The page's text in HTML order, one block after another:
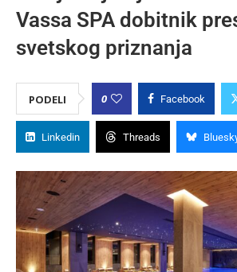
Vassa SPA dobitnik
svetskog priznanja
PODELI 0 Facebook
Linkedin Threads